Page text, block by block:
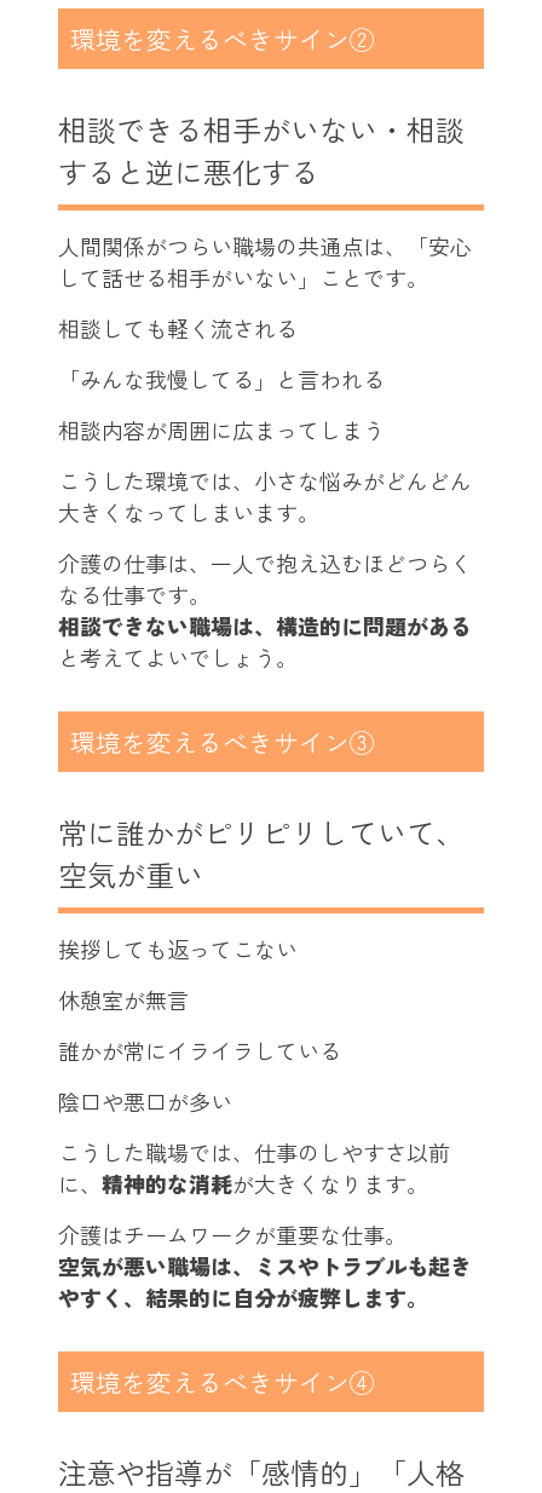
環境を変えるべきサイン②
相談できる相手がいない・相談
すると逆に悪化する
人間関係がつらい職場の共通点は、「安心
して話せる相手がいない」ことです。
相談しても軽く流される
「みんな我慢してる」と言われる
相談内容が周囲に広まってしまう
こうした環境では、小さな悩みがどんどん
大きくなってしまいます。
介護の仕事は、一人で抱え込むほどつらく
なる仕事です。
相談できない職場は、構造的に問題がある
と考えてよいでしょう。
環境を変えるべきサイン③
常に誰かがピリピリしていて、
空気が重い
挨拶しても返ってこない
休憩室が無言
誰かが常にイライラしている
陰口や悪口が多い
こうした職場では、仕事のしやすさ以前
に、 精神的な消耗が大きくなります。
介護はチームワークが重要な仕事。
空気が悪い職場は、ミスやトラブルも起き
やすく、結果的に自分が疲弊します。
環境を変えるべきサイン④
注意や指導が「感情的」「人格